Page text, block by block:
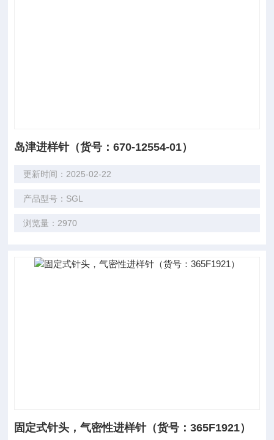
岛津进样针（货号：670-12554-01）
更新时间：2025-02-22
产品型号：SGL
浏览量：2970
固定式针头，气密性进样针（货号：365F1921）